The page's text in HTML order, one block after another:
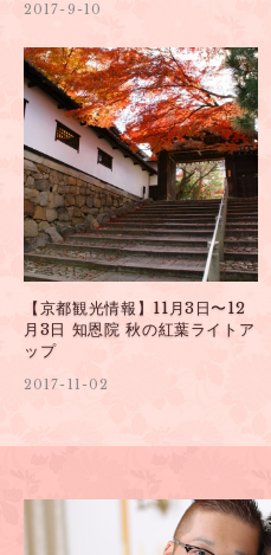
2017-9-10
【京都観光情報】11月3日〜12
月3日 知恩院 秋の紅葉ライトア
ップ
2017-11-02